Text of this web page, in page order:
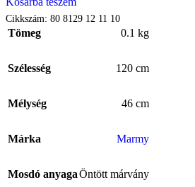
Cikkszám: 80 8129 12 11 10
Tömeg 0.1 kg
Szélesség 120 cm
Mélység 46 cm
Márka Marmy
Mosdó anyagaÖntött márvány